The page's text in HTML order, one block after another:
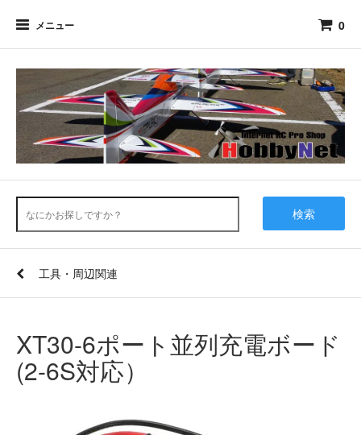
メニュー 0
検索
工具・周辺関連
XT30-6ポート並列充電ボード
(2-6S対応）